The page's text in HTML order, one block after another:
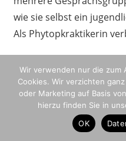
wie sie selbst ein
Als Phytopkraktikerin
WEITERLESEN
Wir verwenden nur die
Cookies. Wir verzichten
oder Marketing auf Basis
hierzu finden Sie in
OK